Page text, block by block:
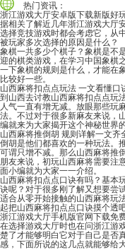
热门资讯：
浙江游戏大厅安卓版下载新版好
据相关了解近几年浙江游戏大厅
选择竞技游戏时都会考虑它，从
被玩家多次选择的原因是什么？
象棋一共多少个棋子？象棋是不
迎的棋类游戏，在学习中国象棋
一下象棋的规则是什么，才能在
比较好一些。
山西麻将扣点点玩法 一文看懂口
到山西去讨教山西麻将扣点点玩
人气一直有增无减。放眼那些玩
法。不过对于很多新麻友来说，
编就来为大家揭开这个神秘世界
山西麻将推倒胡 规则详解一文齐
倒胡是他们都喜欢的一种玩法。
可谓只增不减。那么山西麻将推
朋友来说，初玩山西麻将需要注
面小编就为大家一一介绍。
山西麻将扣点点口诀有吗？基本
诀呢？对于很多刚了解又想要尝
适合从零开始接触的山西麻将玩
起把山西麻将扣点点口诀摸个透吧
浙江游戏大厅手机版官网下载免
在选择游戏大厅时也在问浙江游
楚了才能够明白它对于自己是否
感，下面所说的这几点就能够给